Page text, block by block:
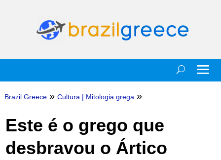
Brazil Greece » Cultura | Mitologia grega »
Este é o grego que
desbravou o Ártico